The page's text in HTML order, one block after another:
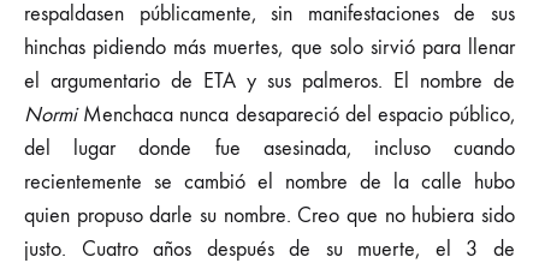
respaldasen públicamente, sin manifestaciones de sus
hinchas pidiendo más muertes, que solo sirvió para llenar
el argumentario de ETA y sus palmeros. El nombre de
NormiMenchaca nunca desapareció del espacio público,
del lugar donde fue asesinada, incluso cuando
recientemente se cambió el nombre de la calle hubo
quien propuso darle su nombre. Creo que no hubiera sido
justo. Cuatro años después de su muerte, el 3 de